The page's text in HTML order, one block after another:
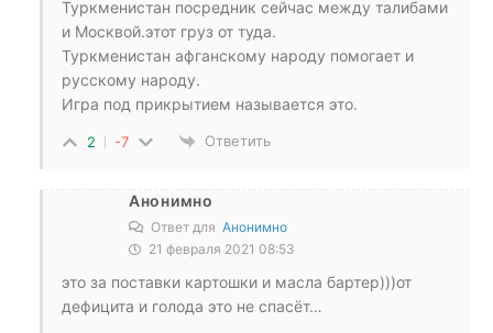
Туркменистан посредник сейчас между талибами
и Москвой.этот груз от туда.
Туркменистан афганскому народу помогает и
русскому народу.
Игра под прикрытием называется это.
2 -7 Ответить
Анонимно
Ответ для Анонимно
21 февраля 2021 08:53
это за поставки картошки и масла бартер)))от
дефицита и голода это не спасёт…